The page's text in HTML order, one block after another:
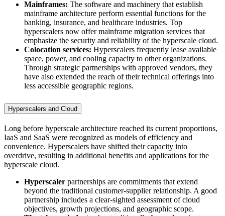
Mainframes: The software and machinery that establish
mainframe architecture perform essential functions for the
banking, insurance, and healthcare industries. Top
hyperscalers now offer mainframe migration services that
emphasize the security and reliability of the hyperscale cloud.
Colocation services: Hyperscalers frequently lease available
space, power, and cooling capacity to other organizations.
Through strategic partnerships with approved vendors, they
have also extended the reach of their technical offerings into
less accessible geographic regions.
Hyperscalers and Cloud
Long before hyperscale architecture reached its current proportions,
IaaS and SaaS were recognized as models of efficiency and
convenience. Hyperscalers have shifted their capacity into
overdrive, resulting in additional benefits and applications for the
hyperscale cloud.
Hyperscaler partnerships are commitments that extend
beyond the traditional customer-supplier relationship. A good
partnership includes a clear-sighted assessment of cloud
objectives, growth projections, and geographic scope.